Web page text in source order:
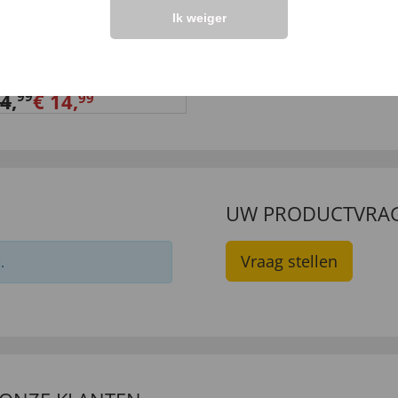
,99€ 14,99
UW
Vraag stellen
Ik weiger